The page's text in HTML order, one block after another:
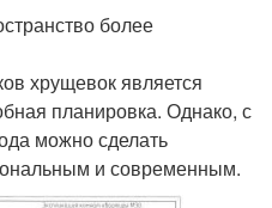
более
хрущевок является
планировка. Однако, с
можно сделать
и современным.